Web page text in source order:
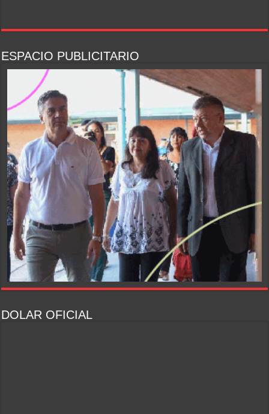
ESPACIO PUBLICITARIO
DOLAR OFICIAL